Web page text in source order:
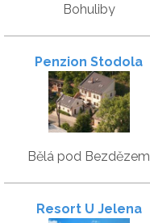
Bohuliby
Penzion Stodola
Bělá pod Bezdězem
Resort U Jelena